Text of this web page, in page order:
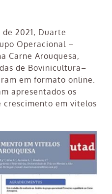
de 2021, Duarte
Operacional –
Carne Arouquesa,
de Bovinicultura–
em formato online.
apresentados os
crescimento em vitelos